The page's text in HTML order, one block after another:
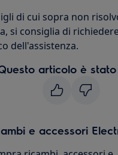
di cui sopra non
si consiglia di
dell'assistenza.
articolo è stato
e accessori